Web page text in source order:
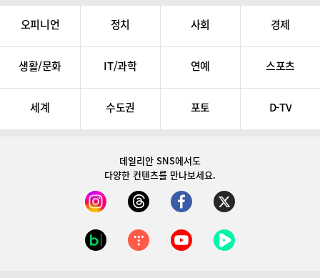
오피니언 정치 사회 경제
생활/문화 IT/과학 연예 스포츠
세계 수도권 포토 D-TV
데일리안 SNS에서도
다양한 컨텐츠를 만나보세요.